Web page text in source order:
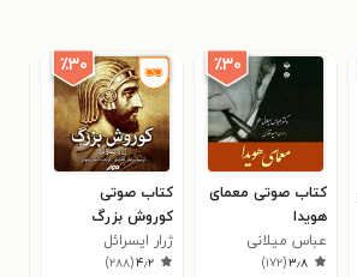
٪۳۰
کتاب صوتی معمای
هویدا
عباس میلانی
۳٫۸(۱۷۲)
٪۳۰
کتاب صوتی
کوروش بزرگ
ژرار ایسرائل‌
۴٫۲(۲۸۸)